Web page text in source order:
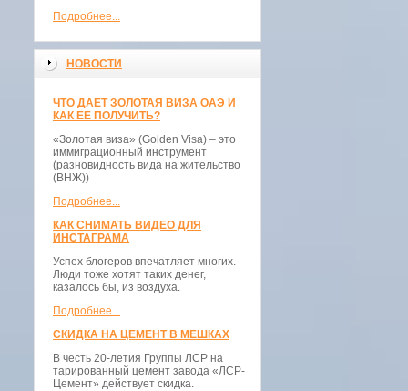
Подробнее...
НОВОСТИ
ЧТО ДАЕТ ЗОЛОТАЯ ВИЗА ОАЭ И
КАК ЕЕ ПОЛУЧИТЬ?
«Золотая виза» (Golden Visa) – это
иммиграционный инструмент
(разновидность вида на жительство
(ВНЖ))
Подробнее...
КАК СНИМАТЬ ВИДЕО ДЛЯ
ИНСТАГРАМА
Успех блогеров впечатляет многих.
Люди тоже хотят таких денег,
казалось бы, из воздуха.
Подробнее...
СКИДКА НА ЦЕМЕНТ В МЕШКАХ
В честь 20-летия Группы ЛСР на
тарированный цемент завода «ЛСР-
Цемент» действует скидка.